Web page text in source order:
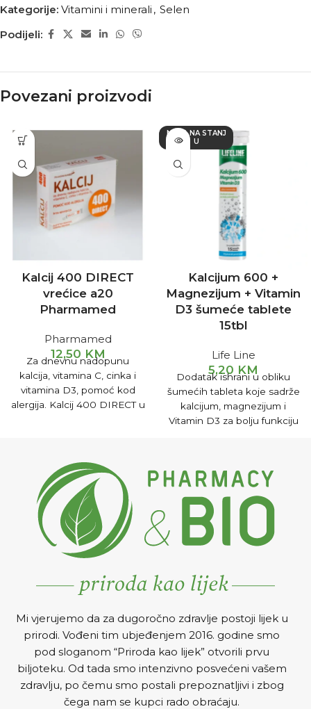
Kategorije: Vitamini i minerali , Selen
Podijeli:
Povezani proizvodi
Kalcij 400 DIRECT
vrećice a20
Pharmamed
Pharmamed
12,50 KM
Za dnevnu nadopunu
kalcija, vitamina C, cinka i
vitamina D3, pomoć kod
alergija. Kalcij 400 DIRECT u
prehrani namijenjen za
prevenciju i ublažavanje
alergija na sunce, hranu i
polen. Koristi se kod
prevencije osteoporoze i
osteopenije kao i za
poboljšanje stabilnosti
NEMA NA STANJ
U
Kalcijum 600 +
Magnezijum + Vitamin
D3 šumeće tablete
15tbl
Life Line
5,20 KM
Dodatak ishrani u obliku
šumećih tableta koje sadrže
kalcijum, magnezijum i
Vitamin D3 za bolju funkciju
Mi vjerujemo da za dugoročno zdravlje postoji lijek u
prirodi. Vođeni tim ubjeđenjem 2016. godine smo
pod sloganom “Priroda kao lijek” otvorili prvu
biljoteku. Od tada smo intenzivno posvećeni vašem
zdravlju, po čemu smo postali prepoznatljivi i zbog
čega nam se kupci rado obraćaju.